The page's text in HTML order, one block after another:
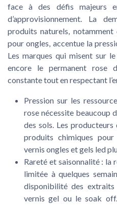
face à des défis majeurs
d’approvisionnement. La
produits naturels,
pour ongles, accentue la
Les marques qui misent sur
encore le permanent rose
constante tout en respectant
Pression sur les
rose nécessite beaucoup
des sols. Les
produits chimiques
vernis ongles et gels led
Rareté et saisonnalité: la
limitée à quelques
disponibilité des
vernis gel ou le soak